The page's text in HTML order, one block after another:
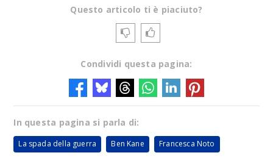
Questo articolo ti è piaciuto?
Condividi questa pagina:
In questa pagina si parla di:
La spada della guerra Ben Kane Francesca Noto